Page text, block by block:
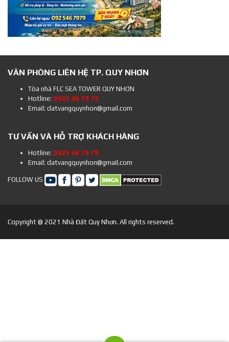
VĂN PHÒNG LIÊN HỆ TP. QUY NHƠN
Tòa nhà FLC SEA TOWER QUY NHƠN
Hotline: 0925 46 79 79
Email: datvangquynhon@gmail.com
TƯ VẤN VÀ HỖ TRỢ KHÁCH HÀNG
Hotline: 0925 46 79 79
Email: datvangquynhon@gmail.com
FOLLOW US
Copyright @ 2021 Nhà Đất Quy Nhơn. All rights reserved.